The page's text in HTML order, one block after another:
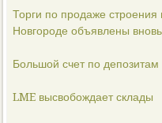
Торги по продаже
Новгороде объявлены вновь
Большой счет по депозитам
LME высвобождает склады